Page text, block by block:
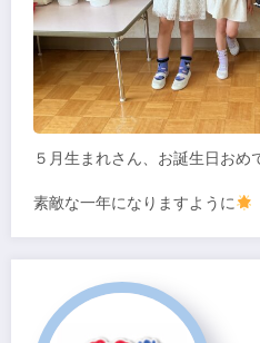
５月生まれさん、お誕生日おめ
素敵な一年になりますように